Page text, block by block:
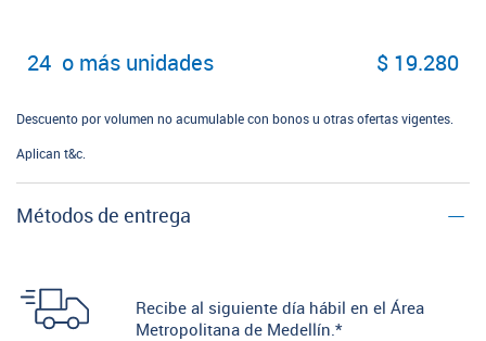
24 o más unidades $ 19.280
Descuento por volumen no acumulable con bonos u otras ofertas vigentes.
Aplican t&c.
Métodos de entrega
Recibe al siguiente día hábil en el Área
Metropolitana de Medellín.*